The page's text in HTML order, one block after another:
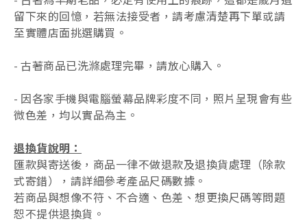
留下來的回憶，若無法接受者，請考慮清楚再下單或請
至實體店面挑選購買。
- 古著商品已洗滌處理完畢，請放心購入。
- 因各家手機與電腦螢幕品牌彩度不同，照片呈現會有些
微色差，均以實品為主。
退換貨說明：
匯款與寄送後，商品一律不做退款及退換貨處理（除款
式寄錯）， 請詳細參考產品尺碼數據 。
若商品與想像不符、不合適、色差、想更換尺碼等問題
恕不提供退換貨。